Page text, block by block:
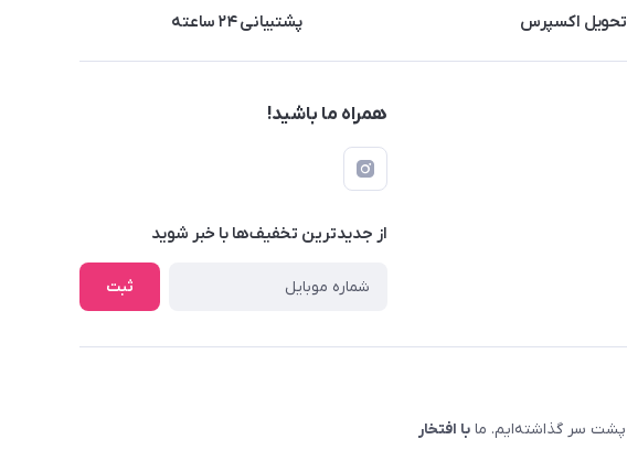
تحویل اکسپرس پشتیبانی ۲۴ ساعته
همراه ما باشید!
از جدید‌ترین تخفیف‌ها با‌ خبر شوید
ثبت
پشت سر گذاشته‌ایم. ما با افتخار